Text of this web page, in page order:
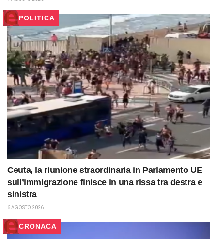
POLITICA
Ceuta, la riunione straordinaria in Parlamento UE
sull’immigrazione finisce in una rissa tra destra e
sinistra
6 AGOSTO 2026
CRONACA